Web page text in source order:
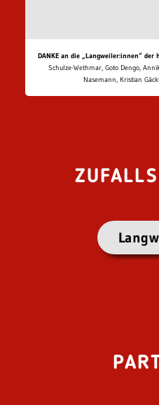
DANKE an die „Langweiler:innen“ der
Schulze-Wethmar, Goto Dengo,
Nasemann, Kristian